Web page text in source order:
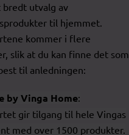
bredt utvalg av
til hjemmet.
kommer i flere
slik at du kan finne det som
til anledningen:
by Vinga Home:
gir tilgang til hele Vingas
med over 1500 produkter.